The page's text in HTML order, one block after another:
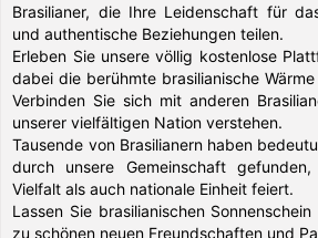
Brasilianer, die Ihre Leidenschaft für
und authentische Beziehungen teilen.
Erleben Sie unsere völlig kostenlose
dabei die berühmte brasilianische
Verbinden Sie sich mit anderen
unserer vielfältigen Nation verstehen.
Tausende von Brasilianern haben
durch unsere Gemeinschaft
Vielfalt als auch nationale Einheit feiert.
Lassen Sie brasilianischen
zu schönen neuen Freundschaften und